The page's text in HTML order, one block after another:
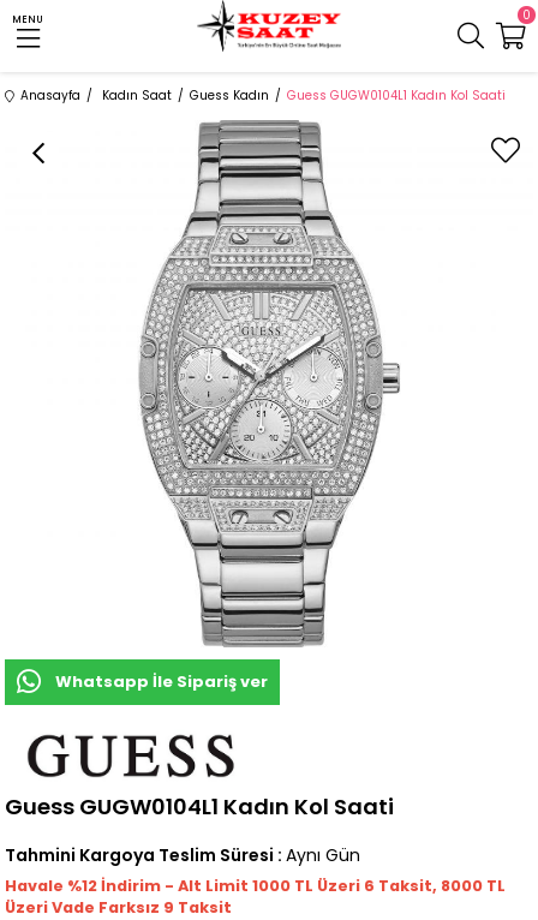
MENU 0
Anasayfa Kadın Saat Guess Kadın Guess GUGW0104L1 Kadın Kol Saati
Whatsapp İle Sipariş ver
Guess GUGW0104L1 Kadın Kol Saati
Tahmini Kargoya Teslim Süresi : Aynı Gün
Havale %12 İndirim - Alt Limit 1000 TL Üzeri 6 Taksit, 8000 TL
Üzeri Vade Farksız 9 Taksit